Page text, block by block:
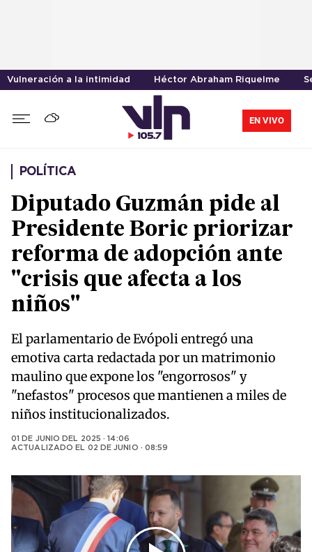
Vulneración a la intimidad Héctor Abraham Riquelme
EN VIVO
POLÍTICA
Diputado Guzmán pide al
Presidente Boric priorizar
reforma de adopción ante
"crisis que afecta a los
niños"
El parlamentario de Evópoli entregó una
emotiva carta redactada por un matrimonio
maulino que expone los "engorrosos" y
"nefastos" procesos que mantienen a miles de
niños institucionalizados.
01 DE JUNIO DEL 2025 · 14:06
ACTUALIZADO EL 02 DE JUNIO · 08:59